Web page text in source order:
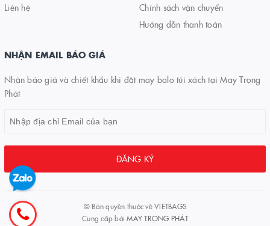
Liên hệ
Chính sách vận chuyển
Hướng dẫn thanh toán
NHẬN EMAIL BÁO GIÁ
Nhận báo giá và chiết khấu khi đặt may balo túi xách tại May Trọng
Phát
ĐĂNG KÝ
© Bản quyền thuộc vềVIETBAGS
Cung cấp bởiMAY TRỌNG PHÁT